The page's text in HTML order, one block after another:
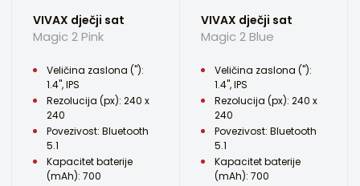
VIVAX dječji sat
Magic 2 Pink
Veličina zaslona ("):
1.4", IPS
Rezolucija (px): 240 x
240
Povezivost: Bluetooth
5.1
Kapacitet baterije
(mAh): 700
VIVAX dječji sat
Magic 2 Blue
Veličina zaslona ("):
1.4", IPS
Rezolucija (px): 240 x
240
Povezivost: Bluetooth
5.1
Kapacitet baterije
(mAh): 700